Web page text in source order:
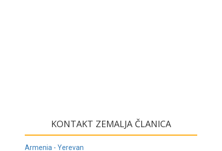
KONTAKT ZEMALJA ČLANICA
Armenia - Yerevan